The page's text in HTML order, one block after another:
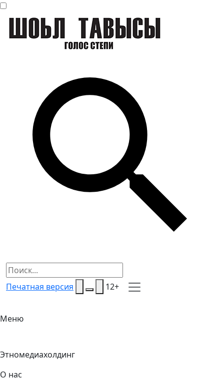
Печатная версия 12+
Меню
Этномедиахолдинг
О нас